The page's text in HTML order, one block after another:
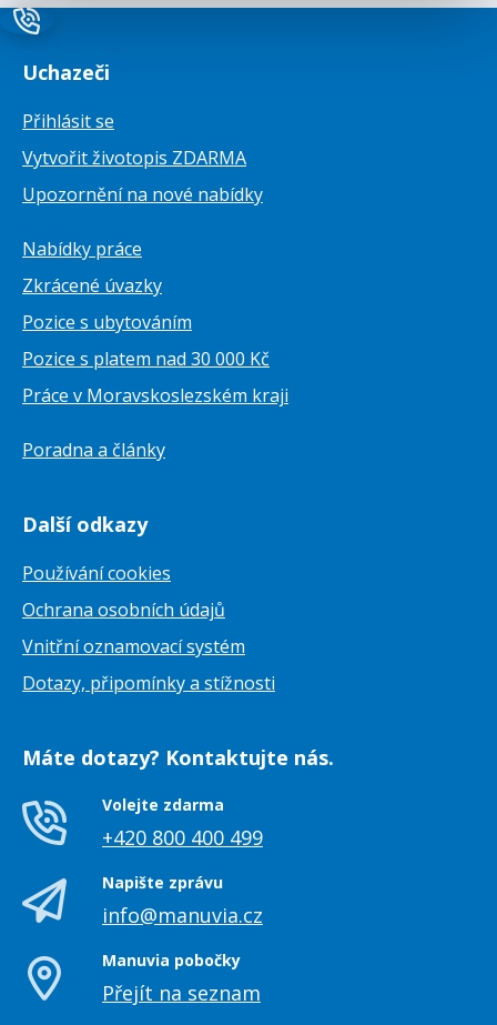
Uchazeči
Přihlásit se
Vytvořit životopis ZDARMA
Upozornění na nové nabídky
Nabídky práce
Zkrácené úvazky
Pozice s ubytováním
Pozice s platem nad 30 000 Kč
Práce v Moravskoslezském kraji
Poradna a články
Další odkazy
Používání cookies
Ochrana osobních údajů
Vnitřní oznamovací systém
Dotazy, připomínky a stížnosti
Máte dotazy? Kontaktujte nás.
Volejte zdarma
+420 800 400 499
Napište zprávu
info@manuvia.cz
Manuvia pobočky
Přejít na seznam